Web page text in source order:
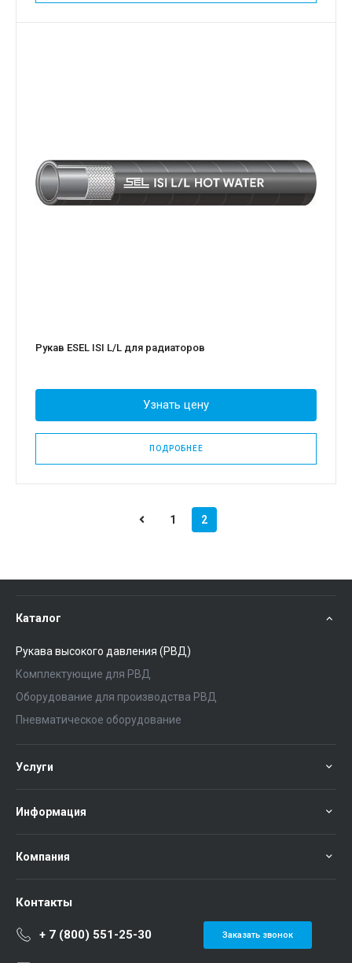
Рукав ESEL ISI L/L для радиаторов
Узнать цену
ПОДРОБНЕЕ
1 2
Каталог
Рукава высокого давления (РВД)
Комплектующие для РВД
Оборудование для производства РВД
Пневматическое оборудование
Услуги
Информация
Компания
Контакты
+ 7 (800) 551-25-30 Заказать звонок